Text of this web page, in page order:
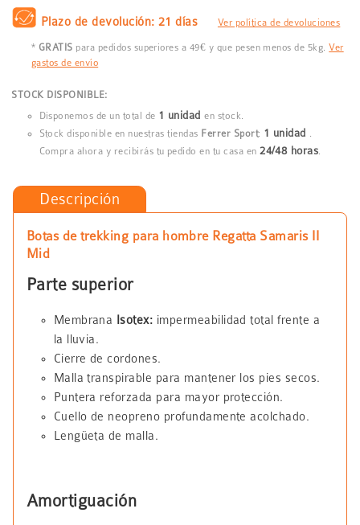
Plazo de devolución: 21 días Ver política de devoluciones
* GRATIS para pedidos superiores a 49€ y que pesen menos de 5kg.Ver
gastos de envío
STOCK DISPONIBLE:
Disponemos de un total de 1 unidaden stock.
Stock disponible en nuestras tiendas Ferrer Sport: 1 unidad .
Compra ahora y recibirás tu pedido en tu casa en24/48 horas.
Descripción
Botas de trekking para hombre Regatta Samaris II
Mid
Parte superior
Membrana Isotex: impermeabilidad total frente a
la lluvia.
Cierre de cordones.
Malla transpirable para mantener los pies secos.
Puntera reforzada para mayor protección.
Cuello de neopreno profundamente acolchado.
Lengüeta de malla.
Amortiguación